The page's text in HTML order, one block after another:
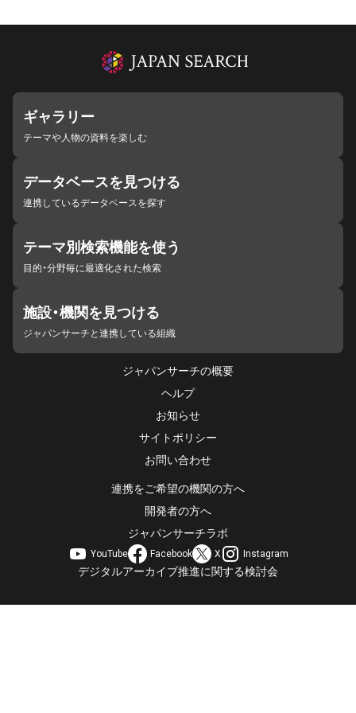
ギャラリー
テーマや人物の資料を楽しむ
データベースを見つける
連携しているデータベースを探す
テーマ別検索機能を使う
目的・分野毎に最適化された検索
施設・機関を見つける
ジャパンサーチと連携している組織
ジャパンサーチの概要
ヘルプ
お知らせ
サイトポリシー
お問い合わせ
連携をご希望の機関の方へ
開発者の方へ
ジャパンサーチラボ
YouTube Facebook X Instagram
デジタルアーカイブ推進に関する検討会